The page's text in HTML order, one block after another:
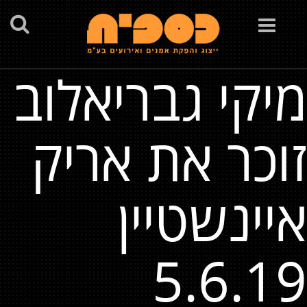
Toggle
navigation
מיקי גבריאלוב
זוכר את אריק
איינשטיין
5.6.19